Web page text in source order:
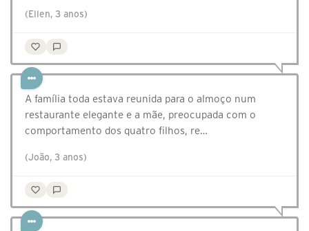
(Ellen, 3 anos)
A família toda estava reunida para o almoço num
restaurante elegante e a mãe, preocupada com o
comportamento dos quatro filhos, re…
(João, 3 anos)